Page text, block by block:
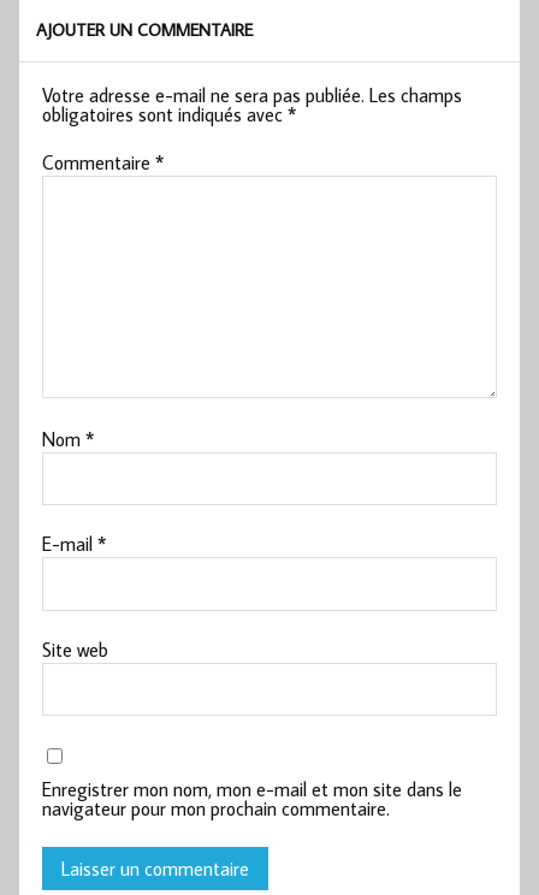
AJOUTER UN COMMENTAIRE
Votre adresse e-mail ne sera pas publiée. Les champs
obligatoires sont indiqués avec*
Commentaire*
Nom*
E-mail*
Site web
Enregistrer mon nom, mon e-mail et mon site dans le
navigateur pour mon prochain commentaire.